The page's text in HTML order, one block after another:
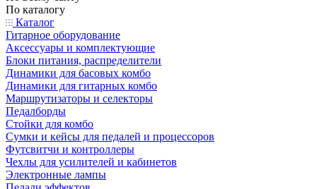
По каталогу
Каталог
Гитарное оборудование
Аксессуары и комплектующие
Блоки питания, распределители
Динамики для басовых комбо
Динамики для гитарных комбо
Маршрутизаторы и селекторы
Педалборды
Стойки для комбо
Сумки и кейсы для педалей и процессоров
Футсвитчи и контроллеры
Чехлы для усилителей и кабинетов
Электронные лампы